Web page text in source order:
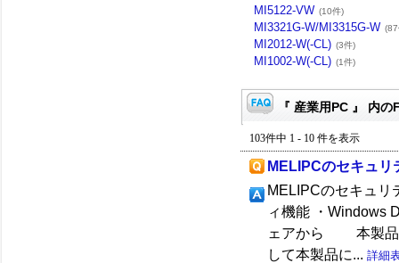
MI5122-VW (10件)
MI3321G-W/MI3315G-W
MI2012-W(-CL) (3件)
MI1002-W(-CL) (1件)
『 産業用PC 』 内の
103件中 1 - 10 件を表示
MELIPCのセキュリ
MELIPCのセキュリ
ィ機能 ・Windows
ェアから 本製品
して本製品に... 詳細